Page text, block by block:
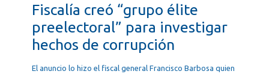
Fiscalía creó “grupo élite
preelectoral” para investigar
hechos de corrupción
El anuncio lo hizo el fiscal general Francisco Barbosa quien